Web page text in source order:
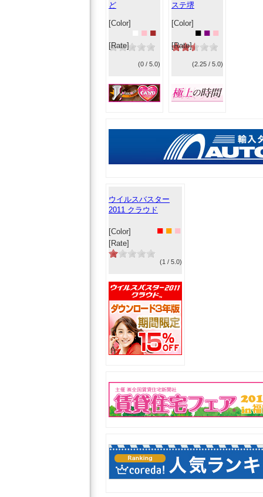
ど
[Color]
■ ■
[Rate]
(0 / 5.0)
ステ堺
[Color]
■ ■ ■
[Rate]
(2.25 / 5.0)
ウイルスバスター
2011 クラウド
[Color] ■ ■ ■
[Rate]
(1 / 5.0)